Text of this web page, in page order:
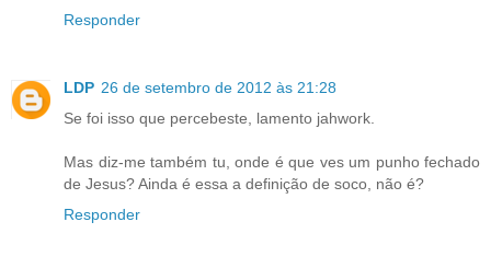
Responder
LDP 26 de setembro de 2012 às 21:28
Se foi isso que percebeste, lamento jahwork.
Mas diz-me também tu, onde é que ves um punho fechado
de Jesus? Ainda é essa a definição de soco, não é?
Responder